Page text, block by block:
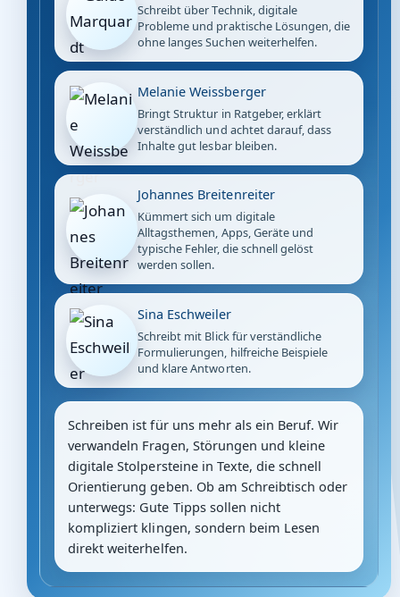
Schreibt über Technik, digitale
Probleme und praktische Lösungen, die
ohne langes Suchen weiterhelfen.
Melanie Weissberger
Bringt Struktur in Ratgeber, erklärt
verständlich und achtet darauf, dass
Inhalte gut lesbar bleiben.
Johannes Breitenreiter
Kümmert sich um digitale
Alltagsthemen, Apps, Geräte und
typische Fehler, die schnell gelöst
werden sollen.
Sina Eschweiler
Schreibt mit Blick für verständliche
Formulierungen, hilfreiche Beispiele
und klare Antworten.
Schreiben ist für uns mehr als ein Beruf. Wir
verwandeln Fragen, Störungen und kleine
digitale Stolpersteine in Texte, die schnell
Orientierung geben. Ob am Schreibtisch oder
unterwegs: Gute Tipps sollen nicht
kompliziert klingen, sondern beim Lesen
direkt weiterhelfen.